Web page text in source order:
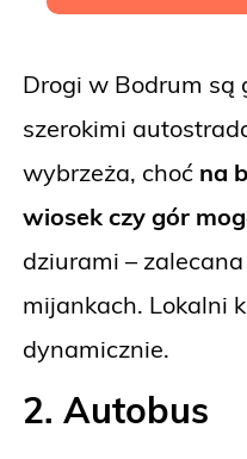
Drogi w Bodrum są
szerokimi
wybrzeża, choć na
wiosek czy gór
dziurami –
mijankach. Lokalni
dynamicznie.
2. Autobus